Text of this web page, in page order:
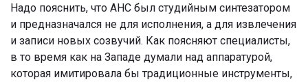
Надо пояснить, что АНС был студийным синтезатором
и предназначался не для исполнения, а для извлечения
и записи новых созвучий. Как поясняют специалисты,
в то время как на Западе думали над аппаратурой,
которая имитировала бы традиционные инструменты,